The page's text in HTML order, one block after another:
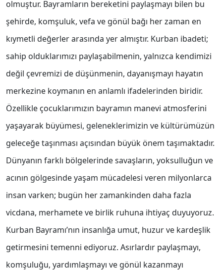
olmuştur. Bayramların bereketini paylaşmayı bilen bu
şehirde, komşuluk, vefa ve gönül bağı her zaman en
kıymetli değerler arasında yer almıştır. Kurban ibadeti;
sahip olduklarımızı paylaşabilmenin, yalnızca kendimizi
değil çevremizi de düşünmenin, dayanışmayı hayatın
merkezine koymanın en anlamlı ifadelerinden biridir.
Özellikle çocuklarımızın bayramın manevi atmosferini
yaşayarak büyümesi, geleneklerimizin ve kültürümüzün
geleceğe taşınması açısından büyük önem taşımaktadır.
Dünyanın farklı bölgelerinde savaşların, yoksulluğun ve
acının gölgesinde yaşam mücadelesi veren milyonlarca
insan varken; bugün her zamankinden daha fazla
vicdana, merhamete ve birlik ruhuna ihtiyaç duyuyoruz.
Kurban Bayramı’nın insanlığa umut, huzur ve kardeşlik
getirmesini temenni ediyoruz. Asırlardır paylaşmayı,
komşuluğu, yardımlaşmayı ve gönül kazanmayı